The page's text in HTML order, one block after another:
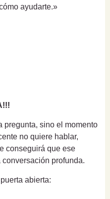
ayudarte.»
pregunta, sino el momento
no quiere hablar,
conseguirá que ese
profunda.
abierta: